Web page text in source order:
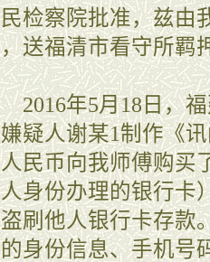
检察院批准，兹由
送福清市看守所羁
年5月18日，福
疑人谢某1制作《
民币向我师傅购买
身份办理的银行卡
刷他人银行卡存款
身份信息、手机号